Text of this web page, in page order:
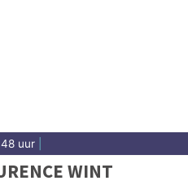
uur
WINT